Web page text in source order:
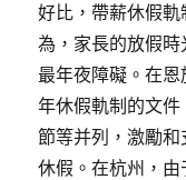
好比，帶薪休假
為，家長的放假
最年夜障礙。在
年休假軌制的文
節等并列，激勵
休假。在杭州，